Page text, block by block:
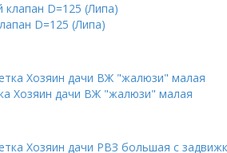
D=125 (Липа)
Хозяин дачи ВЖ "жалюзи" малая